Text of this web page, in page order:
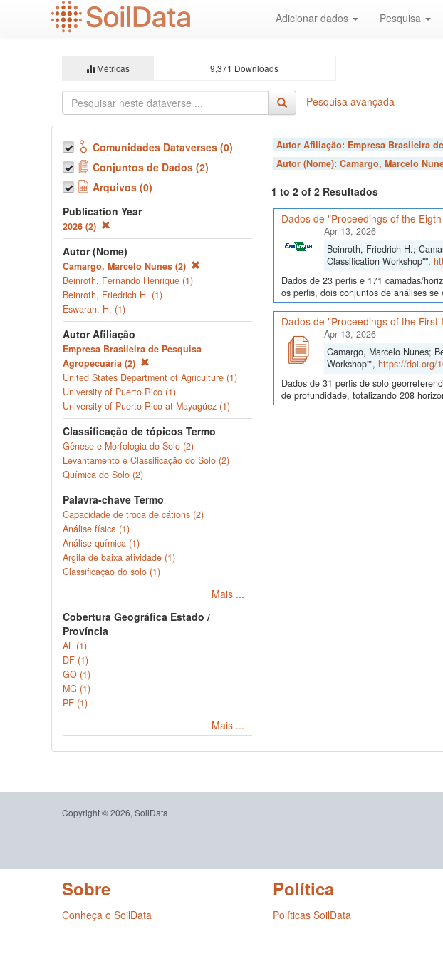
Adicionar dados Pesquisa
Métricas 9,371 Downloads
Pesquisa avançada
Comunidades Dataverses (0)
Conjuntos de Dados (2)
Arquivos (0)
Publication Year
2026 (2)
Autor (Nome)
Camargo, Marcelo Nunes (2)
Beinroth, Fernando Henrique (1)
Beinroth, Friedrich H. (1)
Eswaran, H. (1)
Autor Afiliação
Empresa Brasileira de Pesquisa
Agropecuária (2)
United States Department of Agriculture (1)
University of Puerto Rico (1)
University of Puerto Rico at Mayagüez (1)
Classificação de tópicos Termo
Gênese e Morfologia do Solo (2)
Levantamento e Classificação do Solo (2)
Química do Solo (2)
Palavra-chave Termo
Capacidade de troca de cátions (2)
Análise física (1)
Análise química (1)
Argila de baixa atividade (1)
Classificação do solo (1)
Mais ...
Cobertura Geográfica Estado /
Província
AL (1)
DF (1)
GO (1)
MG (1)
PE (1)
Mais ...
Autor Afiliação: Empresa Brasileira
Autor (Nome): Camargo, Marcelo
1 to 2 of 2 Resultados
Dados de "Proceedings of the
Apr 13, 2026
Beinroth, Friedrich H.;
Classification Workshop"",
Dados de 23 perfis e 171 camadas/
os perfis, dois conjuntos de análises
Dados de "Proceedings of the
Apr 13, 2026
Camargo, Marcelo Nunes;
Workshop"", https://doi.org/
Dados de 31 perfis de solo
de profundidade, totalizando 208
Copyright © 2026, SoilData
Sobre
Conheça o SoilData
Política
Políticas SoilData